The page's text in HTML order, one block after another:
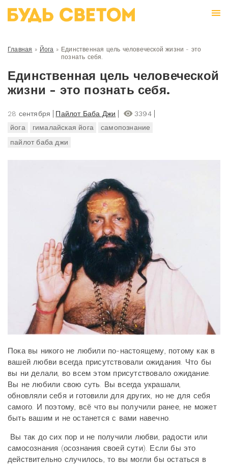
Главная » Йога » Единственная цель человеческой жизни - это
познать себя.
Единственная цель человеческой
жизни - это познать себя.
28 сентября Пайлот Баба Джи
3394
йога
гималайская йога
самопознание
пайлот баба джи
Пока вы никого не любили по-настоящему, потому как в
вашей любви всегда присутствовали ожидания. Что бы
вы ни делали, во всем этом присутствовало ожидание.
Вы не любили свою суть. Вы всегда украшали,
обновляли себя и готовили для других, но не для себя
самого. И поэтому, всё что вы получили ранее, не может
быть вашим и не останется с вами навечно.
Вы так до сих пор и не получили любви, радости или
самосознания (осознания своей сути). Если бы это
действительно случилось, то вы могли бы остаться в